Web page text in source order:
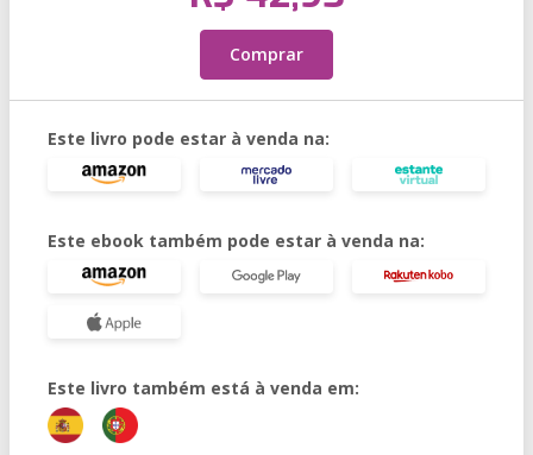
Comprar
Este livro pode estar à venda na:
Este ebook também pode estar à venda na:
Este livro também está à venda em: